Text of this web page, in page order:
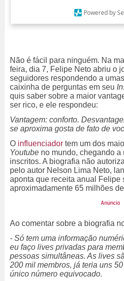
Powered by
Não é fácil para ninguém. Na
feira, dia 7, Felipe Neto abriu o
seguidores respondendo a
caixinha de perguntas em seu
quis saber sobre a maior
ser rico, e ele respondeu:
Vantagem: conforto.
se aproxima gosta de fato de
O influenciador tem um dos
Youtube no mundo, chegando
inscritos. A biografia não
pelo autor Nelson Lima Neto,
aponta que receita anual Felipe
aproximadamente 65 milhões
Ao comentar sobre a biografia
- Só tem uma informação
eu faço lives privadas para
pessoas simultâneas. As lives
200 mil membros, já teria uns
único número equivocado.